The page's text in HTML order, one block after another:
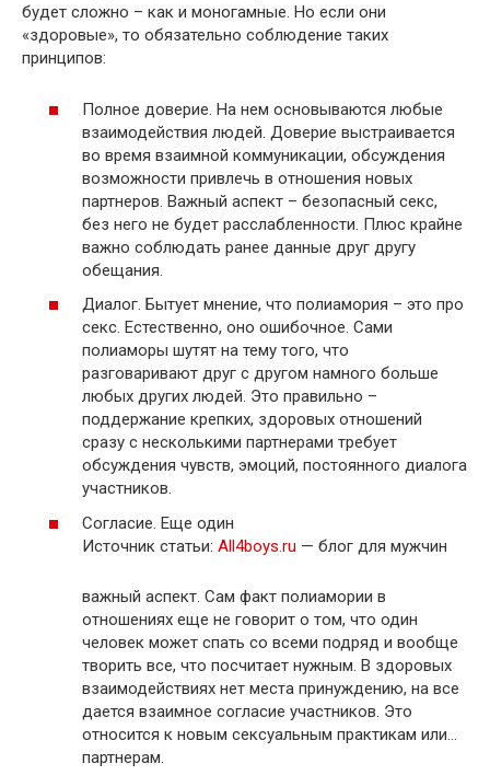
будет сложно – как и моногамные. Но если они
«здоровые», то обязательно соблюдение таких
принципов:
Полное доверие. На нем основываются любые
взаимодействия людей. Доверие выстраивается
во время взаимной коммуникации, обсуждения
возможности привлечь в отношения новых
партнеров. Важный аспект – безопасный секс,
без него не будет расслабленности. Плюс крайне
важно соблюдать ранее данные друг другу
обещания.
Диалог. Бытует мнение, что полиамория – это про
секс. Естественно, оно ошибочное. Сами
полиаморы шутят на тему того, что
разговаривают друг с другом намного больше
любых других людей. Это правильно –
поддержание крепких, здоровых отношений
сразу с несколькими партнерами требует
обсуждения чувств, эмоций, постоянного диалога
участников.
Согласие. Еще один
Источник статьи: All4boys.ru — блог для мужчин
важный аспект. Сам факт полиамории в
отношениях еще не говорит о том, что один
человек может спать со всеми подряд и вообще
творить все, что посчитает нужным. В здоровых
взаимодействиях нет места принуждению, на все
дается взаимное согласие участников. Это
относится к новым сексуальным практикам или…
партнерам.